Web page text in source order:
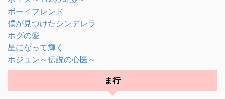
ボーイフレンド
僕が見つけたシンデレラ
ホグの愛
星になって輝く
ホジュン～伝説の心医～
ま行